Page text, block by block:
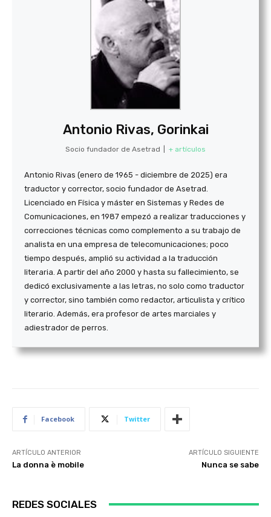
Antonio Rivas, Gorinkai
Socio fundador de Asetrad + artículos
Antonio Rivas (enero de 1965 - diciembre de 2025) era
traductor y corrector, socio fundador de Asetrad.
Licenciado en Física y máster en Sistemas y Redes de
Comunicaciones, en 1987 empezó a realizar traducciones y
correcciones técnicas como complemento a su trabajo de
analista en una empresa de telecomunicaciones; poco
tiempo después, amplió su actividad a la traducción
literaria. A partir del año 2000 y hasta su fallecimiento, se
dedicó exclusivamente a las letras, no solo como traductor
y corrector, sino también como redactor, articulista y crítico
literario. Además, era profesor de artes marciales y
adiestrador de perros.
Facebook Twitter
ARTÍCULO ANTERIOR
La donna è mobile
ARTÍCULO SIGUIENTE
Nunca se sabe
REDES SOCIALES